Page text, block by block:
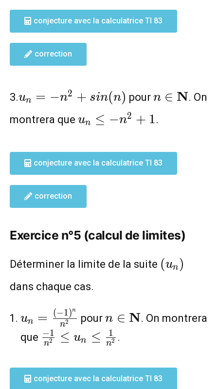
conjecture avec la calculatrice TI 83
correction
3.u_n=-
un = −n2 + sin(n) pour n\in
n ∈ N. On
montrera que u_n\leq
un ≤ −n2 + 1.
conjecture avec la calculatrice TI 83
correction
Exercice n°5 (calcul de limites)
Déterminer la limite de la suite (u_n)
(un )
dans chaque cas.
u_n=\frac{(-1)^n}
{n^2}
un = n2
(−1)n
pourn\in
\mathbf{N}
n ∈ N. On montrera
que \frac{-1}
{n^2}\leq
u_n\leq
\frac{1}
n2
−1 ≤ un ≤ n2
1 .
conjecture avec la calculatrice TI 83